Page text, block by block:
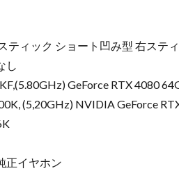
ティック ショート凹み型 右ス
し
GeForce RTX 4080
(5,20GHz) NVIDIA GeForce
正イヤホン